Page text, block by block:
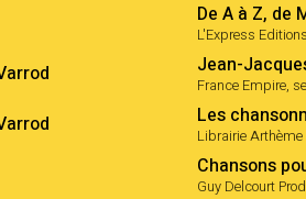
De A à Z, de
L'Express
Jean-
France Empire,
Les
Librairie
Chansons
Guy Delcourt